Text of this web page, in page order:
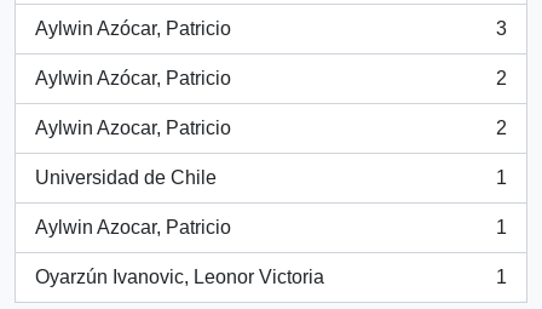
Aylwin Azócar, Patricio
, 3 resultados
3
Aylwin Azócar, Patricio
, 2 resultados
2
Aylwin Azocar, Patricio
, 2 resultados
2
Universidad de Chile
, 1 resultados
1
Aylwin Azocar, Patricio
, 1 resultados
1
Oyarzún Ivanovic, Leonor Victoria
, 1 resultados
1